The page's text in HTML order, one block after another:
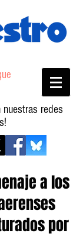
nuestras redes
a los
por